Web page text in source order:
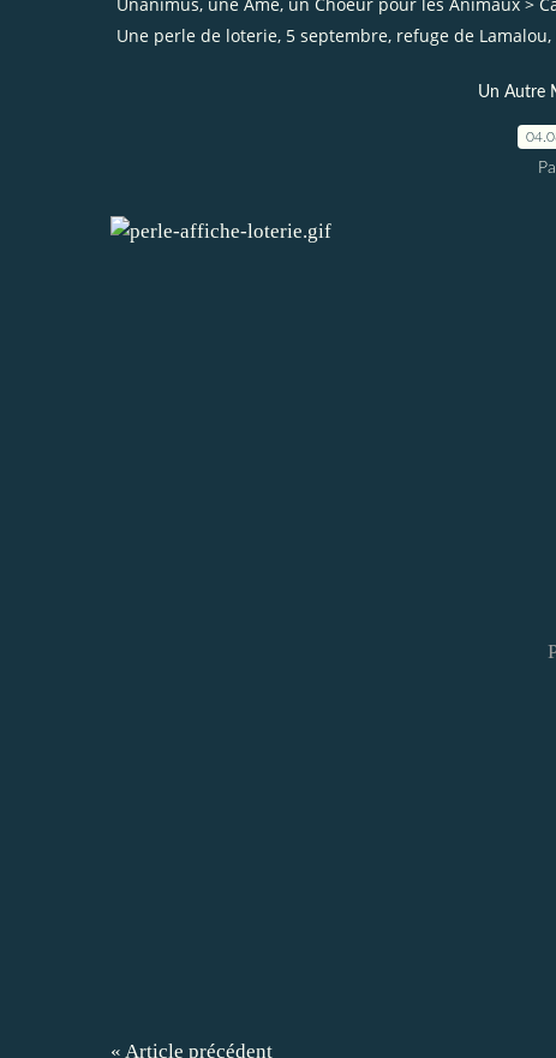
Unanimus, une Âme, un Choeur pour les Animaux >
Une perle de loterie, 5 septembre, refuge de Lamalou,
Un Autre
« Article précédent